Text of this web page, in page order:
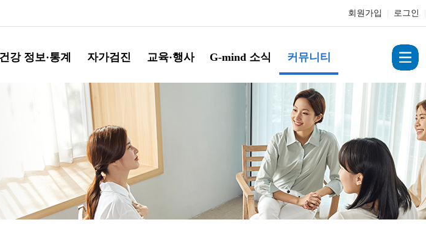
회원가입 로그인
강 정보·통계 자가검진 교육·행사 G-mind 소식 커뮤니티